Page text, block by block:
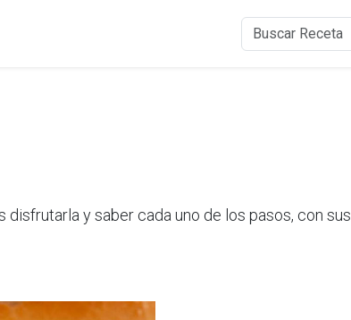
y saber cada uno de los pasos, con sus